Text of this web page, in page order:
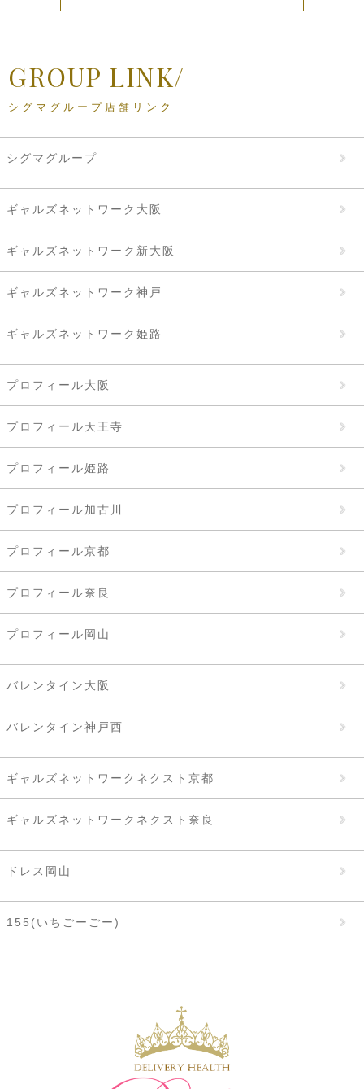
GROUP LINK/
シグマグループ店舗リンク
シグマグループ
ギャルズネットワーク大阪
ギャルズネットワーク新大阪
ギャルズネットワーク神戸
ギャルズネットワーク姫路
プロフィール大阪
プロフィール天王寺
プロフィール姫路
プロフィール加古川
プロフィール京都
プロフィール奈良
プロフィール岡山
バレンタイン大阪
バレンタイン神戸西
ギャルズネットワークネクスト京都
ギャルズネットワークネクスト奈良
ドレス岡山
155(いちごーごー)